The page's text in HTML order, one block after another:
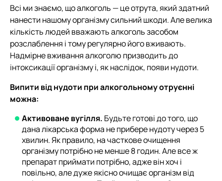
Всі ми знаємо, що алкоголь — це отрута, який здатний
нанести нашому організму сильний шкоди. Але велика
кількість людей вважають алкоголь засобом
розслаблення і тому регулярно його вживають.
Надмірне вживання алкоголю призводить до
інтоксикації організму і, як наслідок, появи нудоти.
Випити від нудоти при алкогольному отруєнні
можна:
Активоване вугілля. Будьте готові до того, що
дана лікарська форма не прибере нудоту через 5
хвилин. Як правило, на часткове очищення
організму потрібно не менше 8 годин. Але все ж
препарат приймати потрібно, адже він хоч і
повільно, але дуже якісно очищає організм від